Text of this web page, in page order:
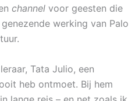
channel voor geesten die
werking van Palo
Tata Julio, een
heb ontmoet. Bij hem